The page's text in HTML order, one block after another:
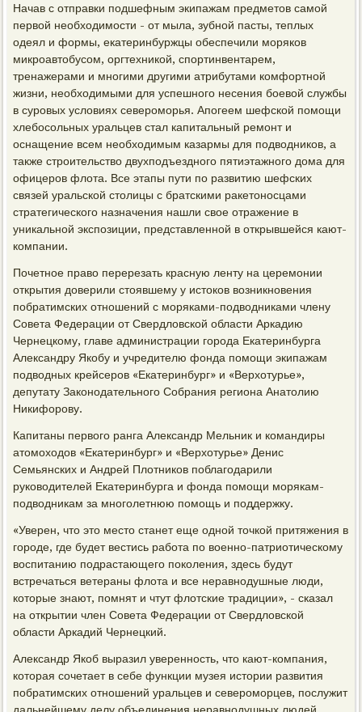
Начав с отправки подшефным экипажам предметов самой
первой необходимости - от мыла, зубной пасты, теплых
одеял и формы, екатеринбуржцы обеспечили моряков
микроавтобусом, оргтехникой, спортинвентарем,
тренажерами и многими другими атрибутами комфортной
жизни, необходимыми для успешного несения боевой службы
в суровых условиях североморья. Апогеем шефской помощи
хлебосольных уральцев стал капитальный ремонт и
оснащение всем необходимым казармы для подводников, а
также строительство двухподъездного пятиэтажного дома для
офицеров флота. Все этапы пути по развитию шефских
связей уральской столицы с братскими ракетоносцами
стратегического назначения нашли свое отражение в
уникальной экспозиции, представленной в открывшейся кают-
компании.
Почетное право перерезать красную ленту на церемонии
открытия доверили стоявшему у истоков возникновения
побратимских отношений с моряками-подводниками члену
Совета Федерации от Свердловской области Аркадию
Чернецкому, главе администрации города Екатеринбурга
Александру Якобу и учредителю фонда помощи экипажам
подводных крейсеров «Екатеринбург» и «Верхотурье»,
депутату Законодательного Собрания региона Анатолию
Никифорову.
Капитаны первого ранга Александр Мельник и командиры
атомоходов «Екатеринбург» и «Верхотурье» Денис
Семьянских и Андрей Плотников поблагодарили
руководителей Екатеринбурга и фонда помощи морякам-
подводникам за многолетнюю помощь и поддержку.
«Уверен, что это место станет еще одной точкой притяжения в
городе, где будет вестись работа по военно-патриотическому
воспитанию подрастающего поколения, здесь будут
встречаться ветераны флота и все неравнодушные люди,
которые знают, помнят и чтут флотские традиции», - сказал
на открытии член Совета Федерации от Свердловской
области Аркадий Чернецкий.
Александр Якоб выразил уверенность, что кают-компания,
которая сочетает в себе функции музея истории развития
побратимских отношений уральцев и североморцев, послужит